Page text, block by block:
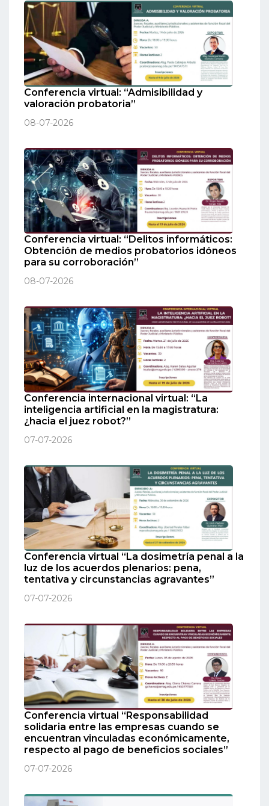
Conferencia virtual: “Admisibilidad y
valoración probatoria”
08-07-2026
Conferencia virtual: “Delitos informáticos:
Obtención de medios probatorios idóneos
para su corroboración”
08-07-2026
Conferencia internacional virtual: “La
inteligencia artificial en la magistratura:
¿hacia el juez robot?”
07-07-2026
Conferencia virtual “La dosimetría penal a la
luz de los acuerdos plenarios: pena,
tentativa y circunstancias agravantes”
07-07-2026
Conferencia virtual “Responsabilidad
solidaria entre las empresas cuando se
encuentran vinculadas económicamente,
respecto al pago de beneficios sociales”
07-07-2026